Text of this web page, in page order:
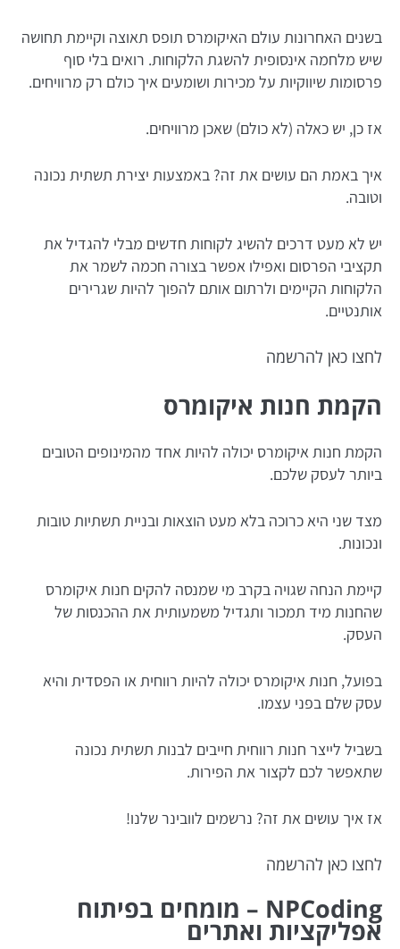
בשנים האחרונות עולם האיקומרס תופס תאוצה וקיימת תחושה
שיש מלחמה אינסופית להשגת הלקוחות. רואים בלי סוף
פרסומות שיווקיות על מכירות ושומעים איך כולם רק מרוויחים.
אז כן, יש כאלה (לא כולם) שאכן מרוויחים.
איך באמת הם עושים את זה? באמצעות יצירת תשתית נכונה
וטובה.
יש לא מעט דרכים להשיג לקוחות חדשים מבלי להגדיל את
תקציבי הפרסום ואפילו אפשר בצורה חכמה לשמר את
הלקוחות הקיימים ולרתום אותם להפוך להיות שגרירים
אותנטיים.
לחצו כאן להרשמה
הקמת חנות איקומרס
הקמת חנות איקומרס יכולה להיות אחד מהמינופים הטובים
ביותר לעסק שלכם.
מצד שני היא כרוכה בלא מעט הוצאות ובניית תשתיות טובות
ונכונות.
קיימת הנחה שגויה בקרב מי שמנסה להקים חנות איקומרס
שהחנות מיד תמכור ותגדיל משמעותית את ההכנסות של
העסק.
בפועל, חנות איקומרס יכולה להיות רווחית או הפסדית והיא
עסק שלם בפני עצמו.
בשביל לייצר חנות רווחית חייבים לבנות תשתית נכונה
שתאפשר לכם לקצור את הפירות.
אז איך עושים את זה? נרשמים לוובינר שלנו!
לחצו כאן להרשמה
NPCoding – מומחים בפיתוח
אפליקציות ואתרים